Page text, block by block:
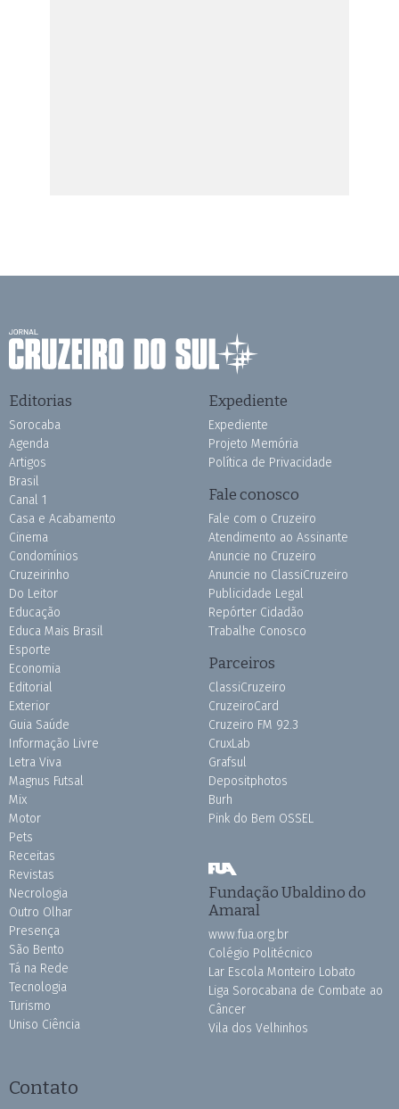
Editorias
Sorocaba
Agenda
Artigos
Brasil
Canal 1
Casa e Acabamento
Cinema
Condomínios
Cruzeirinho
Do Leitor
Educação
Educa Mais Brasil
Esporte
Economia
Editorial
Exterior
Guia Saúde
Informação Livre
Letra Viva
Magnus Futsal
Mix
Motor
Pets
Receitas
Revistas
Necrologia
Outro Olhar
Presença
São Bento
Tá na Rede
Tecnologia
Turismo
Uniso Ciência
Expediente
Expediente
Projeto Memória
Política de Privacidade
Fale conosco
Fale com o Cruzeiro
Atendimento ao Assinante
Anuncie no Cruzeiro
Anuncie no ClassiCruzeiro
Publicidade Legal
Repórter Cidadão
Trabalhe Conosco
Parceiros
ClassiCruzeiro
CruzeiroCard
Cruzeiro FM 92.3
CruxLab
Grafsul
Depositphotos
Burh
Pink do Bem OSSEL
Fundação Ubaldino do
Amaral
www.fua.org.br
Colégio Politécnico
Lar Escola Monteiro Lobato
Liga Sorocabana de Combate ao
Câncer
Vila dos Velhinhos
Contato